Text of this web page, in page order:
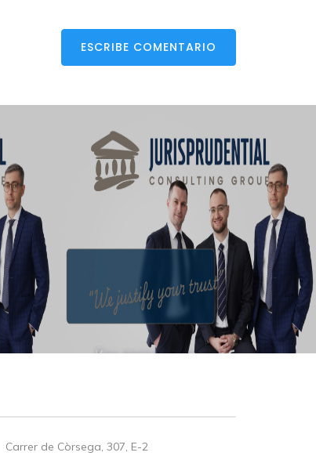
ESCRIBE COMENTARIO
Carrer de Còrsega, 307, E-2